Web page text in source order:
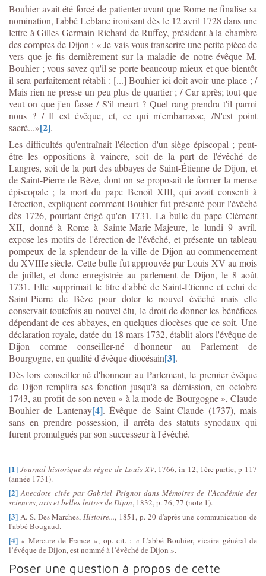
Bouhier avait été forcé de patienter avant que Rome ne finalise sa
nomination, l'abbé Leblanc ironisant dès le 12 avril 1728 dans une
lettre à Gilles Germain Richard de Ruffey, président à la chambre
des comptes de Dijon : « Je vais vous transcrire une petite pièce de
vers que je fis dernièrement sur la maladie de notre évêque M.
Bouhier ; vous savez qu'il se porte beaucoup mieux et que bientôt
il sera parfaitement rétabli : [...] Bouhier ici doit avoir une place ; /
Mais rien ne presse un peu plus de quartier ; / Car après; tout que
veut on que j'en fasse / S'il meurt ? Quel rang prendra t'il parmi
nous ? / Il est évêque, et, ce qui m'embarrasse, /N'est point
sacré...»[2].
Les difficultés qu'entraînait l'élection d'un siège épiscopal ; peut-
être les oppositions à vaincre, soit de la part de l'évêché de
Langres, soit de la part des abbayes de Saint-Étienne de Dijon, et
de Saint-Pierre de Bèze, dont on se proposait de former la mense
épiscopale ; la mort du pape Benoît XIII, qui avait consenti à
l'érection, expliquent comment Bouhier fut présenté pour l'évêché
dès 1726, pourtant érigé qu'en 1731. La bulle du pape Clément
XII, donné à Rome à Sainte-Marie-Majeure, le lundi 9 avril,
expose les motifs de l'érection de l'évêché, et présente un tableau
pompeux de la splendeur de la ville de Dijon au commencement
du XVIIIe siècle. Cette bulle fut approuvée par Louis XV au mois
de juillet, et donc enregistrée au parlement de Dijon, le 8 août
1731. Elle supprimait le titre d'abbé de Saint-Etienne et celui de
Saint-Pierre de Bèze pour doter le nouvel évêché mais elle
conservait toutefois au nouvel élu, le droit de donner les bénéfices
dépendant de ces abbayes, en quelques diocèses que ce soit. Une
déclaration royale, datée du 18 mars 1732, établit alors l'évêque de
Dijon comme conseiller-né d'honneur au Parlement de
Bourgogne, en qualité d'évêque diocésain[3].
Dès lors conseiller-né d'honneur au Parlement, le premier évêque
de Dijon remplira ses fonction jusqu'à sa démission, en octobre
1743, au profit de son neveu « à la mode de Bourgogne », Claude
Bouhier de Lantenay[4]. Évêque de Saint-Claude (1737), mais
sans en prendre possession, il arrêta des statuts synodaux qui
furent promulgués par son successeur à l'évêché.
[1] Journal historique du règne de Louis XV, 1766, in 12, 1ère partie, p 117
(année 1731).
[2] Anecdote citée par Gabriel Peignot dans Mémoires de l'Académie des
sciences, arts et belles-lettres de Dijon, 1832, p. 76, 77 (note 1).
[3] A.-S. Des Marches, Histoire..., 1851, p. 20 d'après une communication de
l'abbé Bougaud.
[4] « Mercure de France », op. cit. : « L’abbé Bouhier, vicaire général de
l’évêque de Dijon, est nommé à l’évêché de Dijon ».
Poser une question à propos de cette